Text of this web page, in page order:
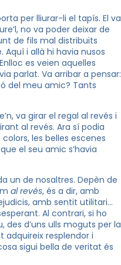
per lliurar-li el tapís. El va
no va poder deixar de
de fils mal distribuïts
Aquí i allà hi havia nusos
es veien aquelles
parlat. Va arribar a pensar:
del meu amic? Tants
va girar el regal al revés i
al revés. Ara sí podia
les belles escenes
el seu amic s’havia
un de nosaltres. Depèn de
al revés, és a dir, amb
amb sentit utilitari…
Al contrari, si ho
d’uns ulls moguts per la
adquireix resplendor i
sigui bella de veritat és